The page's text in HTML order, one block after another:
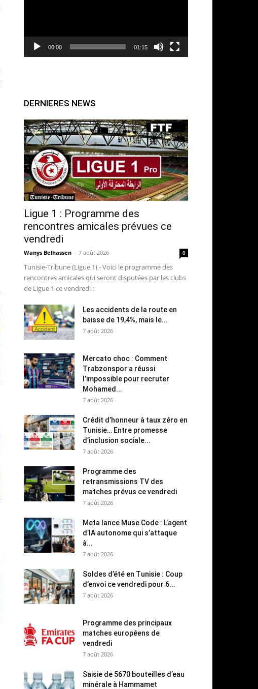
00:00 01:15
DERNIERES NEWS
Ligue 1 : Programme des
rencontres amicales prévues ce
vendredi
Wanys Belhassen - 7 août 2026 0
Tunisie-Tribune (Ligue 1) - Voici le programme des
rencontres amicales qui seront disputées par les clubs
de Ligue 1 ce vendredi :
Les accidents de la route en
baisse de 19,4%, mais le...
7 août 2026
Mercato choc : Comment
Trabzonspor a réussi
l’impossible pour recruter
Mohamed...
7 août 2026
Crédit d’honneur à taux zéro en
Tunisie… Entre promesse
d’inclusion sociale...
7 août 2026
Programme des
retransmissions TV des
matches prévus ce vendredi
7 août 2026
Meta lance Muse Code : L’agent
d’IA autonome qui s’attaque
à...
7 août 2026
Soldes d’été en Tunisie : Coup
d’envoi ce vendredi pour 6...
7 août 2026
Programme des principaux
matches européens de
vendredi
7 août 2026
Saisie de 5670 bouteilles d’eau
minérale à Hammamet